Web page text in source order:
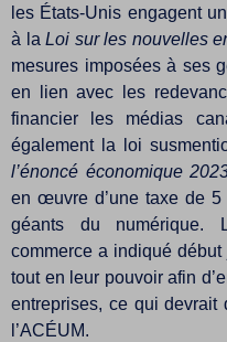
les États-Unis engagent
à la Loi sur les nouvelles
mesures imposées à ses
en lien avec les
financier les médias
également la loi
l’énoncé économique
en œuvre d’une taxe de
géants du numérique.
commerce a indiqué
tout en leur pouvoir afin
entreprises, ce qui devrait
l’ACÉUM.